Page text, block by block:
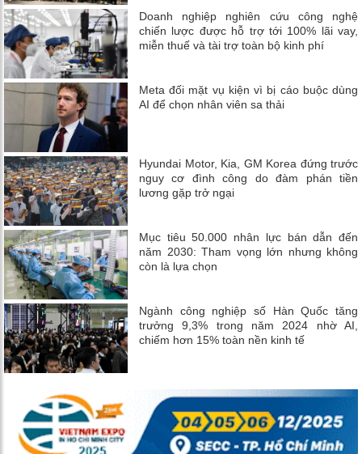
Doanh nghiệp nghiên cứu công nghệ
chiến lược được hỗ trợ tới 100% lãi vay,
miễn thuế và tài trợ toàn bộ kinh phí
Meta đối mặt vụ kiện vì bị cáo buộc dùng
AI để chọn nhân viên sa thải
Hyundai Motor, Kia, GM Korea đứng trước
nguy cơ đình công do đàm phán tiền
lương gặp trở ngại
Mục tiêu 50.000 nhân lực bán dẫn đến
năm 2030: Tham vọng lớn nhưng không
còn là lựa chọn
Ngành công nghiệp số Hàn Quốc tăng
trưởng 9,3% trong năm 2024 nhờ AI,
chiếm hơn 15% toàn nền kinh tế